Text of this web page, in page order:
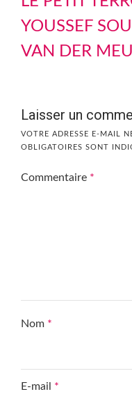
YOUSSEF
VAN DER
Laisser un
VOTRE ADRESSE E-MAIL
OBLIGATOIRES SONT
Commentaire *
Nom *
E-mail *